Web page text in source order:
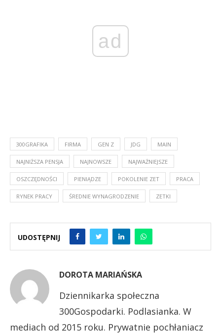
ad
300GRAFIKA FIRMA GEN Z JDG MAIN
NAJNIŻSZA PENSJA NAJNOWSZE NAJWAŻNIEJSZE
OSZCZĘDNOŚCI PIENIĄDZE POKOLENIE ZET PRACA
RYNEK PRACY ŚREDNIE WYNAGRODZENIE ZETKI
UDOSTĘPNIJ
DOROTA MARIAŃSKA
Dziennikarka społeczna
300Gospodarki. Podlasianka. W
mediach od 2015 roku. Prywatnie pochłaniacz